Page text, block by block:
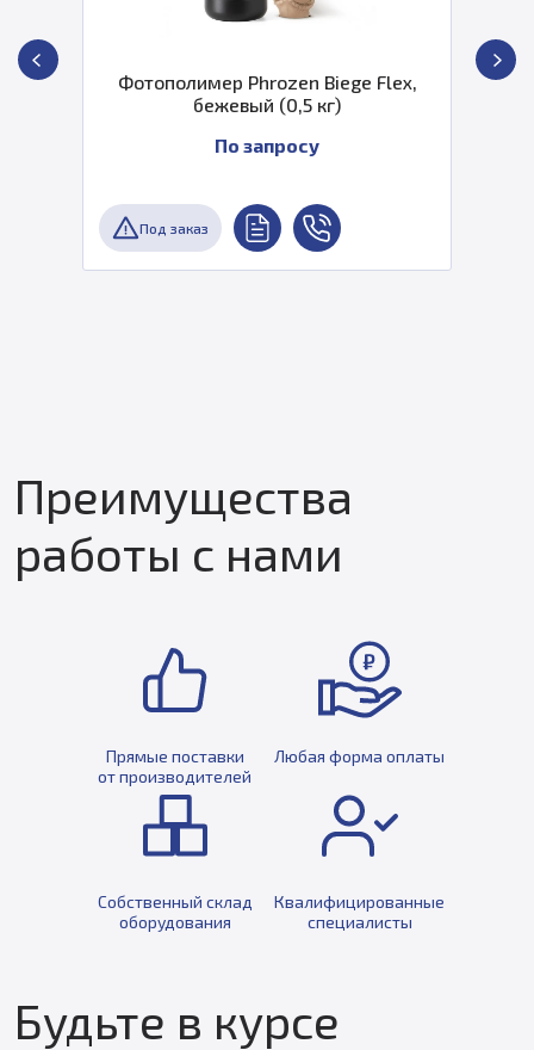
Фотополимер Phrozen Biege Flex,
бежевый (0,5 кг)
По запросу
Под заказ
Преимущества
работы с нами
Прямые поставки
от производителей
Любая форма оплаты
Собственный склад
оборудования
Квалифицированные
специалисты
Будьте в курсе